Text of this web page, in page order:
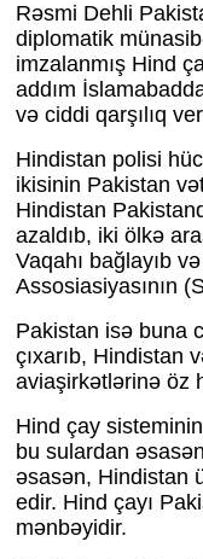
Rəsmi Dehli
diplomatik
imzalanmış Hind
addım
və ciddi qarşılıq
Hindistan polisi
ikisinin Pakistan
Hindistan
azaldıb, iki ölkə
Vaqahı bağlayıb
Assosiasiyasının
Pakistan isə buna
çıxarıb, Hindistan
aviaşirkətlərinə öz
Hind çay
bu sulardan
əsasən, Hindistan
edir. Hind çayı
mənbəyidir.